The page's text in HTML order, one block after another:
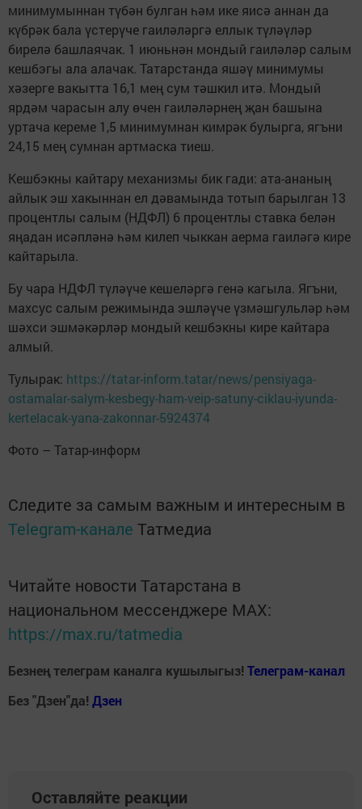
минимумыннан түбән булган һәм ике яисә аннан да
күбрәк бала үстерүче гаиләләргә еллык түләүләр
бирелә башлаячак. 1 июньнән мондый гаиләләр салым
кешбэгы ала алачак. Татарстанда яшәү минимумы
хәзерге вакытта 16,1 мең сум тәшкил итә. Мондый
ярдәм чарасын алу өчен гаиләләрнең җан башына
уртача кереме 1,5 минимумнан кимрәк булырга, ягъни
24,15 мең сумнан артмаска тиеш.
Кешбэкны кайтару механизмы бик гади: ата-ананың
айлык эш хакыннан ел дәвамында тотып барылган 13
процентлы салым (НДФЛ) 6 процентлы ставка белән
яңадан исәпләнә һәм килеп чыккан аерма гаиләгә кире
кайтарыла.
Бу чара НДФЛ түләүче кешеләргә генә кагыла. Ягъни,
махсус салым режимында эшләүче үзмәшгульләр һәм
шәхси эшмәкәрләр мондый кешбэкны кире кайтара
алмый.
Тулырак: https://tatar-inform.tatar/news/pensiyaga-
ostamalar-salym-kesbegy-ham-veip-satuny-ciklau-iyunda-
kertelacak-yana-zakonnar-5924374
Фото – Татар-информ
Следите за самым важным и интересным в
Telegram-канале Татмедиа
Читайте новости Татарстана в
национальном мессенджере MАХ:
https://max.ru/tatmedia
Безнең телеграм каналга кушылыгыз! Телеграм-канал
Без "Дзен"да! Дзен
Оставляйте реакции